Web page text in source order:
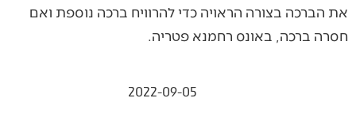
את הברכה בצורה הראויה כדי להרוויח ברכה נוספת ואם
חסרה ברכה, באונס רחמנא פטריה.
2022-09-05